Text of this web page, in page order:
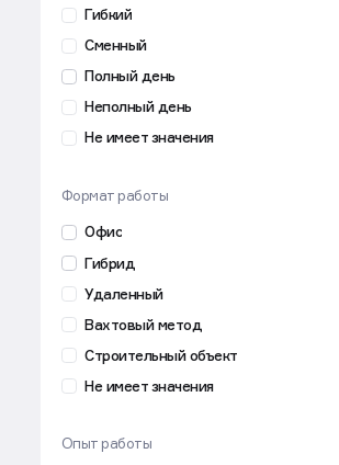
Гибкий
Сменный
Полный день
Неполный день
Не имеет значения
Формат работы
Офис
Гибрид
Удаленный
Вахтовый метод
Строительный объект
Не имеет значения
Опыт работы